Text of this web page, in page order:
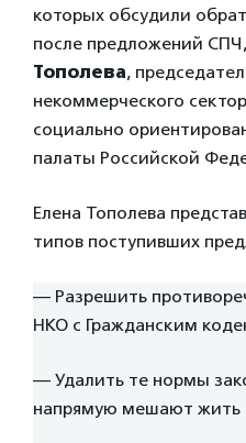
которых обсудили
после предложений СПЧ,
Тополева,
некоммерческого
социально
палаты Российской
Елена Тополева
типов поступивших
— Разрешить
НКО с Гражданским
— Удалить те нормы
напрямую мешают жить